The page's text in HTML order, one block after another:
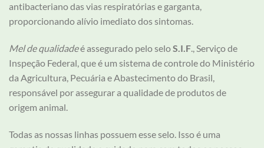
antibacteriano das vias respiratórias e garganta,
proporcionando alívio imediato dos sintomas.
Mel de qualidadeé assegurado pelo seloS.I.F., Serviço de
Inspeção Federal, que é um sistema de controle do Ministério
da Agricultura, Pecuária e Abastecimento do Brasil,
responsável por assegurar a qualidade de produtos de
origem animal.
Todas as nossas linhas possuem esse selo. Isso é uma